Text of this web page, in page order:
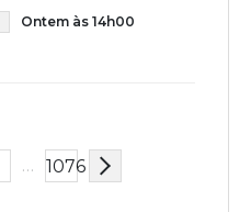
Ontem às 14h00
… 1076